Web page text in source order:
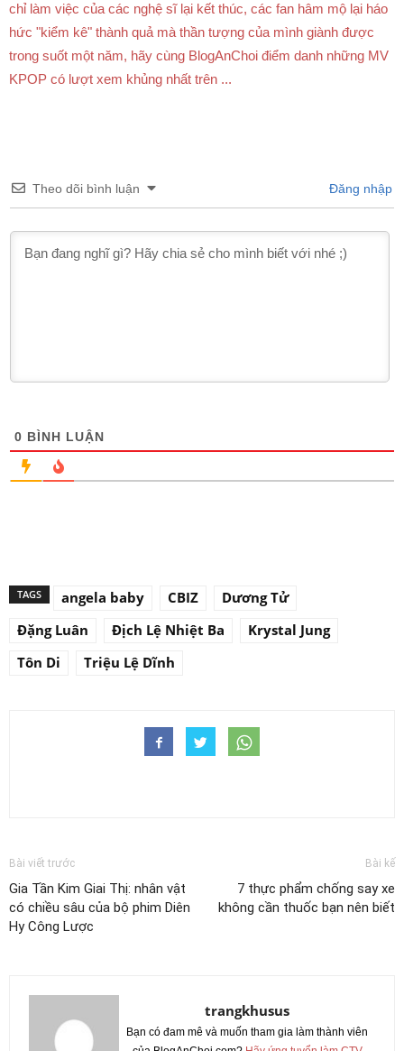
chỉ làm việc của các nghệ sĩ lại kết thúc, các fan hâm mộ lại háo
hức "kiểm kê" thành quả mà thần tượng của mình giành được
trong suốt một năm, hãy cùng BlogAnChoi điểm danh những MV
KPOP có lượt xem khủng nhất trên ...
Theo dõi bình luận Đăng nhập
0 BÌNH LUẬN
TAGS angela baby CBIZ
Dương Tử
Đặng Luân
Địch Lệ Nhiệt Ba
Krystal Jung
Tôn Di
Triệu Lệ Dĩnh
Bài viết trước
Gia Tần Kim Giai Thị: nhân vật
có chiều sâu của bộ phim Diên
Hy Công Lược
Bài kế
7 thực phẩm chống say xe
không cần thuốc bạn nên biết
trangkhusus
Bạn có đam mê và muốn tham gia làm thành viên